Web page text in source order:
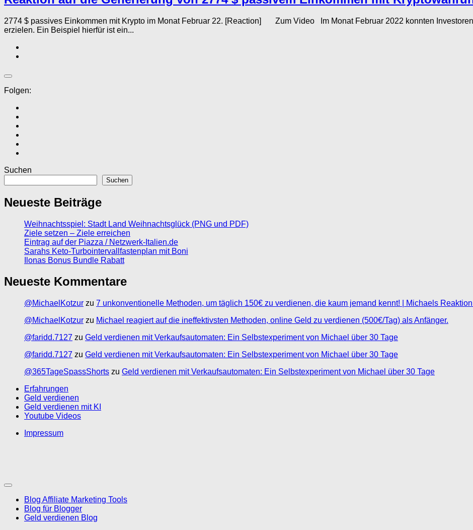
2774 $ passives Einkommen mit Krypto im Monat Februar 22. [Reaction] Zum Video Im Monat Februar 2022 konnten
erzielen. Ein Beispiel hierfür ist ein...
Folgen:
Suchen
Suchen
Neueste Beiträge
Weihnachtsspiel: Stadt Land Weihnachtsglück (PNG und PDF)
Ziele setzen – Ziele erreichen
Eintrag auf der Piazza / Netzwerk-Italien.de
Sarahs Keto-Turbointervallfastenplan mit Boni
Ilonas Bonus Bundle Rabatt
Neueste Kommentare
@MichaelKotzur zu 7 unkonventionelle Methoden, um täglich 150€ zu verdienen, die kaum jemand kennt! | Michaels
@MichaelKotzur zu Michael reagiert auf die ineffektivsten Methoden, online Geld zu verdienen (500€/Tag) als Anfänger.
@faridd.7127 zu Geld verdienen mit Verkaufsautomaten: Ein Selbstexperiment von Michael über 30 Tage
@faridd.7127 zu Geld verdienen mit Verkaufsautomaten: Ein Selbstexperiment von Michael über 30 Tage
@365TageSpassShorts zu Geld verdienen mit Verkaufsautomaten: Ein Selbstexperiment von Michael über 30 Tage
Erfahrungen
Geld verdienen
Geld verdienen mit KI
Youtube Videos
Impressum
Blog Affiliate Marketing Tools
Blog für Blogger
Geld verdienen Blog